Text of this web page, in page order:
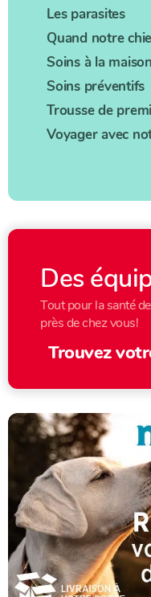
Les parasites
Quand notre
Soins à la maison
Soins préventifs
Trousse de
Voyager avec
Des
Tout pour la santé
près de chez vous!
Trouvez